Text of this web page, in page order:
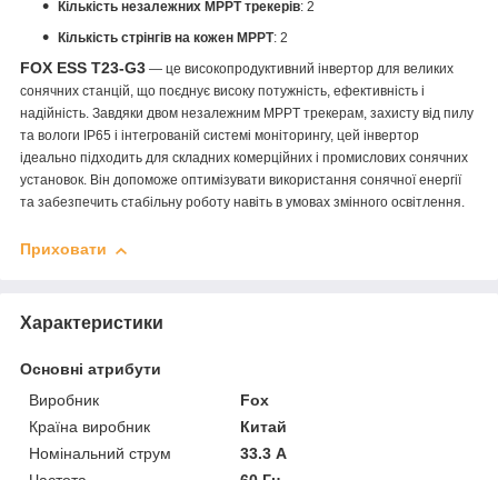
Кількість незалежних MPPT трекерів: 2
Кількість стрінгів на кожен MPPT: 2
FOX ESS T23-G3 — це високопродуктивний інвертор для великих
сонячних станцій, що поєднує високу потужність, ефективність і
надійність. Завдяки двом незалежним MPPT трекерам, захисту від пилу
та вологи IP65 і інтегрованій системі моніторингу, цей інвертор
ідеально підходить для складних комерційних і промислових сонячних
установок. Він допоможе оптимізувати використання сонячної енергії
та забезпечить стабільну роботу навіть в умовах змінного освітлення.
Приховати
Характеристики
Основні атрибути
Виробник
Fox
Країна виробник
Китай
Номінальний струм
33.3 А